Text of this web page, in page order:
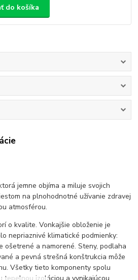
do košíka
jemne objíma a miluje svojich
na plnohodnotné užívanie zdravej
atmosférou.
o kvalite. Vonkajšie obloženie je
nepriaznivé klimatické podmienky:
ošetrené a namorené. Steny, podlaha
a pevná strešná konštrukcia môže
Všetky tieto komponenty spolu